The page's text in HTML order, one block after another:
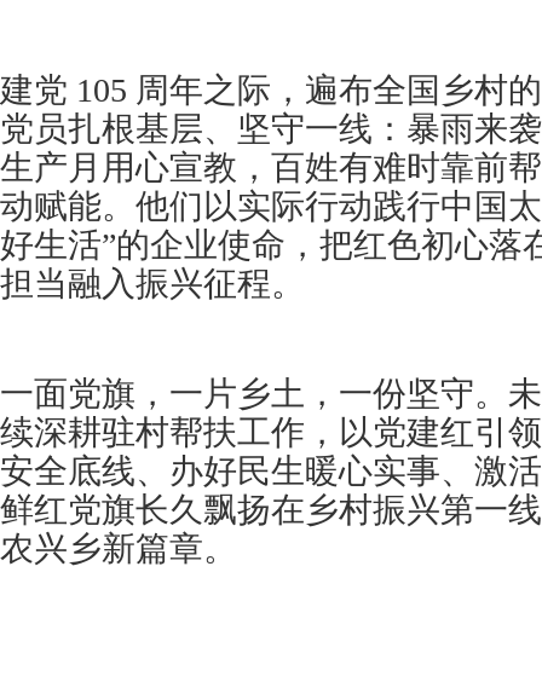
建党 105 周年之际，遍布全国乡村
党员扎根基层、坚守一线：暴雨来
生产月用心宣教，百姓有难时靠前
动赋能。他们以实际行动践行中国
好生活”的企业使命，把红色初心落
担当融入振兴征程。
一面党旗，一片乡土，一份坚守。
续深耕驻村帮扶工作，以党建红引
安全底线、办好民生暖心实事、激
鲜红党旗长久飘扬在乡村振兴第一
农兴乡新篇章。